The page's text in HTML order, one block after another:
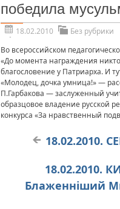
победила
18.02.2010
Без рубрики
Во всероссийском
«До момента награждения
благословение у Патриарха. И
«Молодец, дочка умница!» —
П.Гарбакова — заслуженный
образцовое владение русской
конкурса «За нравственный
18.02.2010.
18.02.2010.
Блаженніший